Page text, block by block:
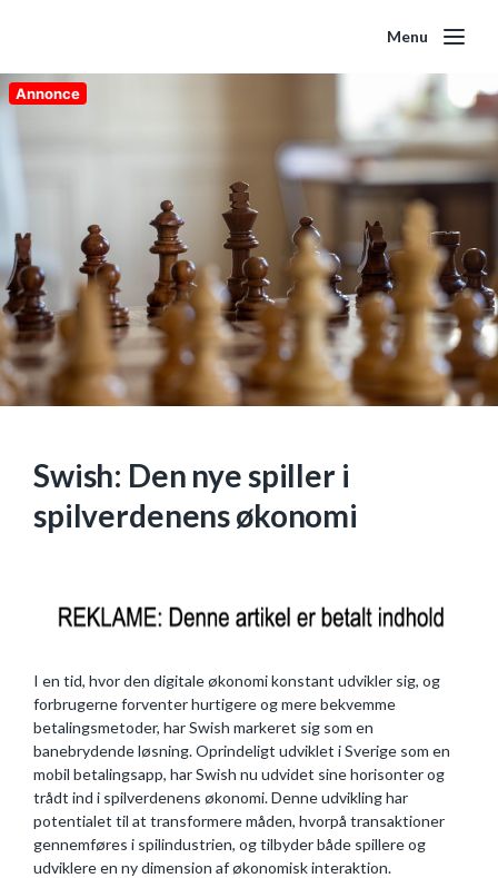
Menu
Annonce
Swish: Den nye spiller i
spilverdenens økonomi
I en tid, hvor den digitale økonomi konstant udvikler sig, og
forbrugerne forventer hurtigere og mere bekvemme
betalingsmetoder, har Swish markeret sig som en
banebrydende løsning. Oprindeligt udviklet i Sverige som en
mobil betalingsapp, har Swish nu udvidet sine horisonter og
trådt ind i spilverdenens økonomi. Denne udvikling har
potentialet til at transformere måden, hvorpå transaktioner
gennemføres i spilindustrien, og tilbyder både spillere og
udviklere en ny dimension af økonomisk interaktion.